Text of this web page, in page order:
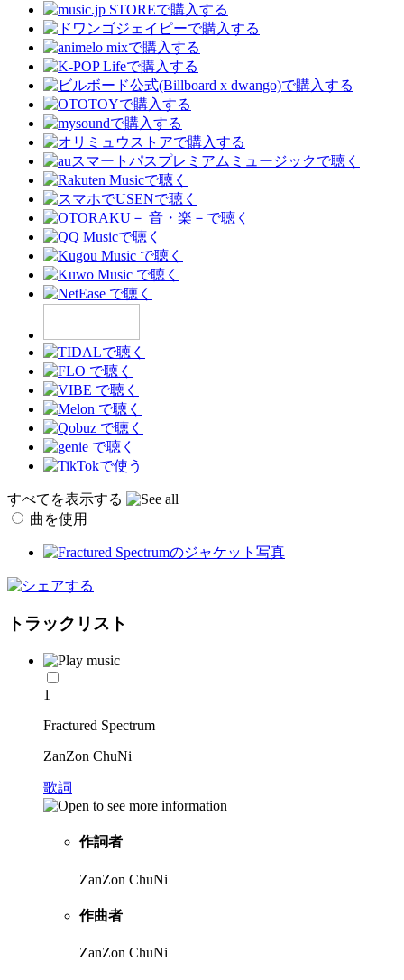
すべてを表示する
曲を使用
トラックリスト
1
Fractured Spectrum
ZanZon ChuNi
歌詞
作詞者
ZanZon ChuNi
作曲者
ZanZon ChuNi